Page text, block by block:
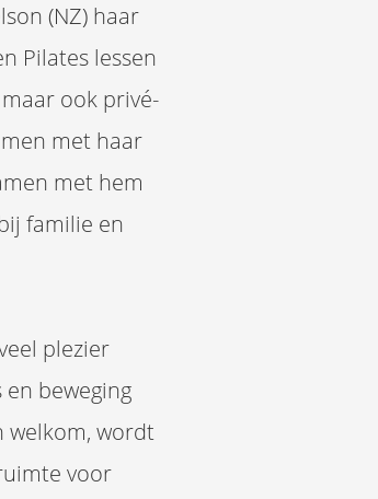
(NZ) haar
Pilates lessen
ook privé-
met haar
met hem
familie en
plezier
beweging
welkom, wordt
voor